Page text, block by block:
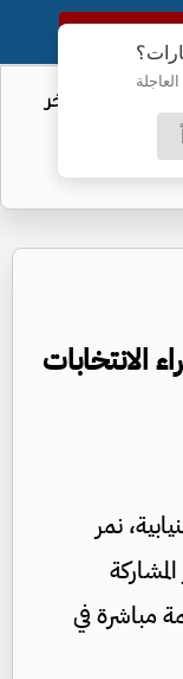
النسخة الكاملة
يكشف آخر
الانتخابات
نمر
مباشرة في